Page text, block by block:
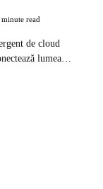
minute read
de cloud
lumea…